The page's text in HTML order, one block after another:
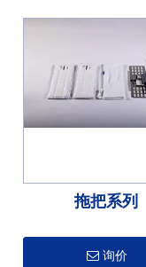
拖把系列
询价